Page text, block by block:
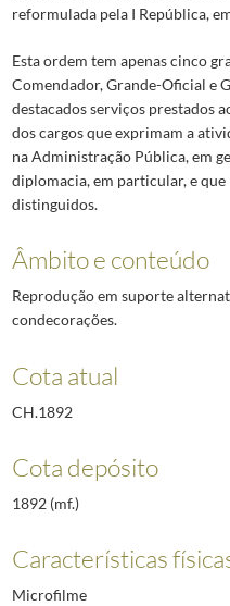
reformulada pela I República,
Esta ordem tem apenas cinco
Comendador, Grande-Oficial e
destacados serviços prestados
dos cargos que exprimam a
na Administração Pública, em
diplomacia, em particular, e
distinguidos.
Âmbito e conteúdo
Reprodução em suporte
condecorações.
Cota atual
CH.1892
Cota depósito
1892 (mf.)
Características
Microfilme